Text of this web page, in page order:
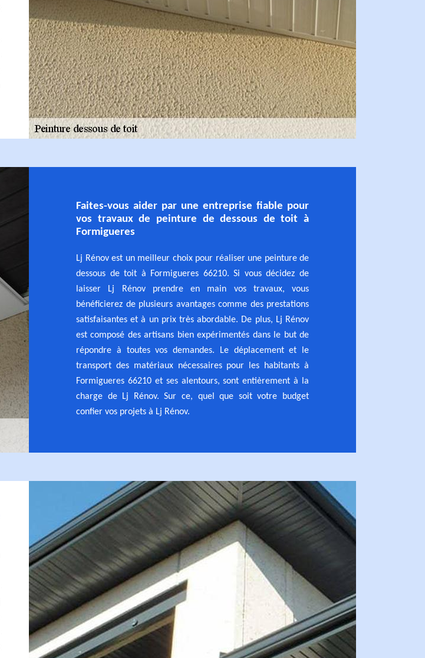
Faites-vous aider par une entreprise fiable pour
vos travaux de peinture de dessous de toit à
Formigueres
Lj Rénov est un meilleur choix pour réaliser une peinture de
dessous de toit à Formigueres 66210. Si vous décidez de
laisser Lj Rénov prendre en main vos travaux, vous
bénéficierez de plusieurs avantages comme des prestations
satisfaisantes et à un prix très abordable. De plus, Lj Rénov
est composé des artisans bien expérimentés dans le but de
répondre à toutes vos demandes. Le déplacement et le
transport des matériaux nécessaires pour les habitants à
Formigueres 66210 et ses alentours, sont entièrement à la
charge de Lj Rénov. Sur ce, quel que soit votre budget
confier vos projets à Lj Rénov.